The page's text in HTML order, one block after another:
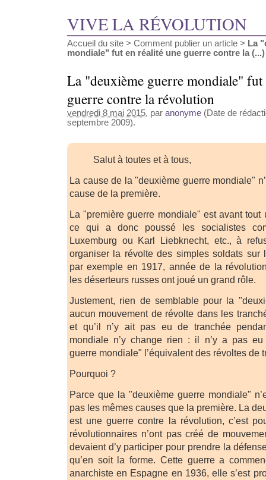
VIVE LA RÉVOLUTION
Accueil du site > Comment publier un article > La
mondiale" fut en réalité une guerre contre la (...)
La "deuxième guerre mondiale" fut
guerre contre la révolution
vendredi 8 mai 2015, par anonyme (Date de
septembre 2009).
Salut à toutes et à tous,
La cause de la "deuxième guerre mondiale"
cause de la première.
La "première guerre mondiale" est avant tout
ce qui a donc poussé les socialistes
Luxemburg ou Karl Liebknecht, etc., à
organiser la révolte des simples soldats sur
par exemple en 1917, année de la
les déserteurs russes ont joué un grand rôle.
Justement, rien de semblable pour la
aucun mouvement de révolte dans les
et qu’il n’y ait pas eu de tranchée
mondiale n’y change rien : il n’y a pas
guerre mondiale" l’équivalent des révoltes de
Pourquoi ?
Parce que la "deuxième guerre mondiale"
pas les mêmes causes que la première. La
est une guerre contre la révolution, c’est
révolutionnaires n’ont pas créé de
devaient d’y participer pour prendre la
qu’en soit la forme. Cette guerre a
anarchiste en Espagne en 1936, elle s’est